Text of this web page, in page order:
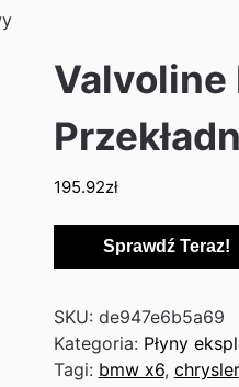
Valvoline
195.92zł
Sprawdź Teraz!
SKU: de947e6b5a69
Kategoria: Płyny
Tagi: bmw x6, chrysler